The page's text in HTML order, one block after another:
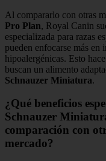
Al compararlo con otras
Pro Plan, Royal Canin
especializada para razas
pueden enfocarse más en
hipoalergénicas. Esto
buscan un alimento
Schnauzer Miniatura.
¿Qué beneficios
Schnauzer
comparación con
mercado?